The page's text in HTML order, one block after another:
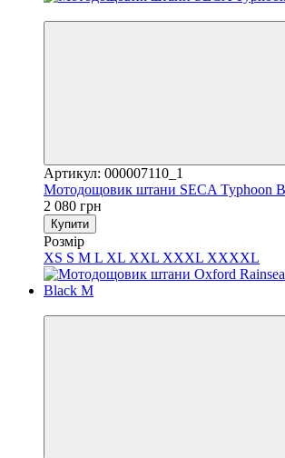
Артикул: 000007110_1
Мотодощовик штани SECA Typhoon
2 080 грн
Купити
Розмір
XS S M L XL XXL XXXL XXXXL